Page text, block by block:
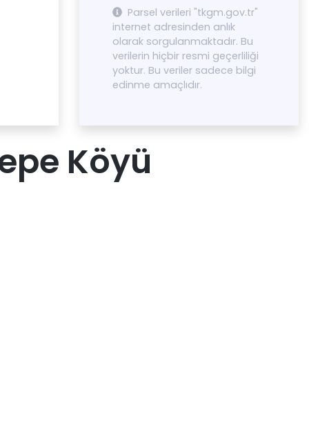
Parsel verileri "tkgm.gov.tr"
internet adresinden anlık
olarak sorgulanmaktadır. Bu
verilerin hiçbir resmi geçerliliği
yoktur. Bu veriler sadece bilgi
edinme amaçlıdır.
Köyü